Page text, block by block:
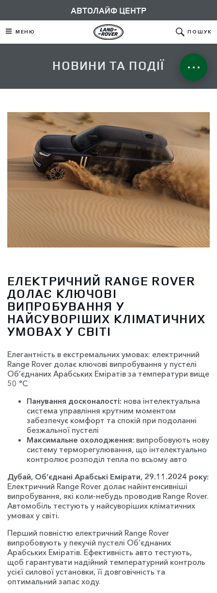
АВТОЛАЙФ ЦЕНТР
МЕНЮ ПОШУК
НОВИНИ ТА ПОДІЇ
ЕЛЕКТРИЧНИЙ RANGE ROVER
ДОЛАЄ КЛЮЧОВІ
ВИПРОБУВАННЯ У
НАЙСУВОРІШИХ КЛІМАТИЧНИХ
УМОВАХ У СВІТІ
Елегантність в екстремальних умовах: електричний
Range Rover долає ключові випробування у пустелі
Об’єднаних Арабських Еміратів за температури вище
50 °С
Панування досконалості: нова інтелектуальна
система управління крутним моментом
забезпечує комфорт та спокій при подоланні
безжальної пустелі
Максимальне охолодження: випробовують нову
систему терморегулювання, що інтелектуально
контролює розподіл тепла по всьому авто
Дубай, Об’єднані Арабські Емірати, 29.11.2024 року:
Електричний Range Rover долає найінтенсивніші
випробування, які коли-небудь проводив Range Rover.
Автомобіль тестують у найсуворіших кліматичних
умовах у світі.
Перший повністю електричний Range Rover
випробовують у пекучій пустелі Об’єднаних
Арабських Еміратів. Ефективність авто тестують,
щоб гарантувати надійний температурний контроль
усієї силової установки, її довговічність та
оптимальний запас ходу.